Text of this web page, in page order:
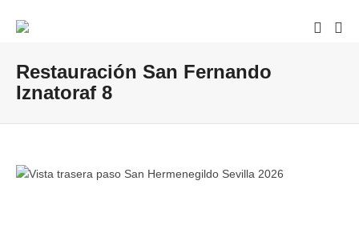
Restauración San Fernando
Iznatoraf 8